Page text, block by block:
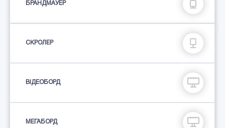
БРАНДМАУЕР
СКРОЛЕР
ВІДЕОБОРД
МЕГАБОРД